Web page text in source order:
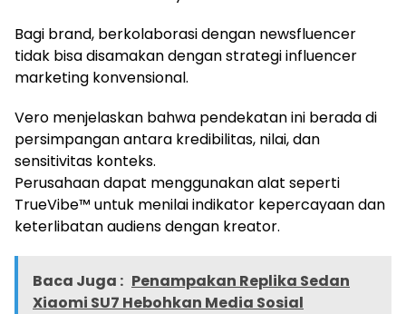
Bagi brand, berkolaborasi dengan newsfluencer
tidak bisa disamakan dengan strategi influencer
marketing konvensional.
Vero menjelaskan bahwa pendekatan ini berada di
persimpangan antara kredibilitas, nilai, dan
sensitivitas konteks.
Perusahaan dapat menggunakan alat seperti
TrueVibe™ untuk menilai indikator kepercayaan dan
keterlibatan audiens dengan kreator.
Baca Juga : Penampakan Replika Sedan
Xiaomi SU7 Hebohkan Media Sosial